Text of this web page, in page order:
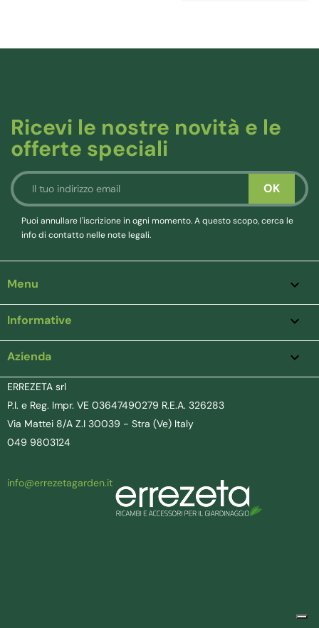
Ricevi le nostre novità e le
offerte speciali
Puoi annullare l'iscrizione in ogni momento. A questo scopo, cerca le
info di contatto nelle note legali.
Menu 
Informative 
Azienda keyboard_arrow_down
ERREZETA srl
P.I. e Reg. Impr. VE 03647490279 R.E.A. 326283
Via Mattei 8/A Z.I 30039 - Stra (Ve) Italy
049 9803124
info@errezetagarden.it